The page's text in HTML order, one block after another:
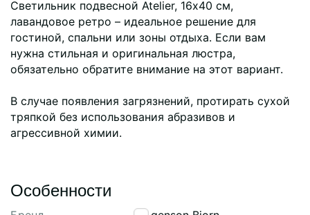
Светильник подвесной Atelier, 16х40 см,
лавандовое ретро – идеальное решение для
гостиной, спальни или зоны отдыха. Если вам
нужна стильная и оригинальная люстра,
обязательно обратите внимание на этот вариант.
В случае появления загрязнений, протирать сухой
тряпкой без использования абразивов и
агрессивной химии.
Особенности